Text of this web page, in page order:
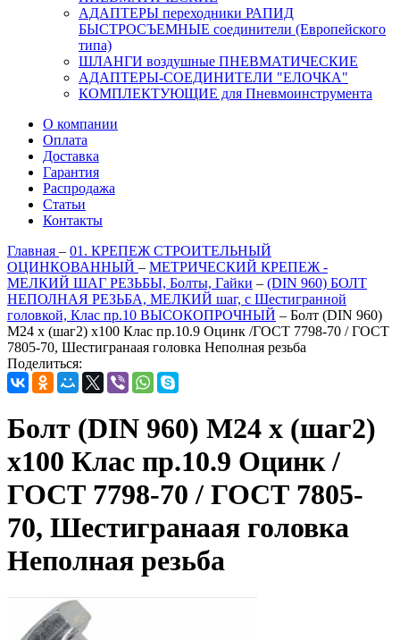
АДАПТЕРЫ переходники РАПИД
БЫСТРОСЪЕМНЫЕ соединители (Европейского
типа)
ШЛАНГИ воздушные ПНЕВМАТИЧЕСКИЕ
АДАПТЕРЫ-СОЕДИНИТЕЛИ "ЕЛОЧКА"
КОМПЛЕКТУЮЩИЕ для Пневмоинструмента
О компании
Оплата
Доставка
Гарантия
Распродажа
Статьи
Контакты
Главная – 01. КРЕПЕЖ СТРОИТЕЛЬНЫЙ
ОЦИНКОВАННЫЙ – МЕТРИЧЕСКИЙ КРЕПЕЖ -
МЕЛКИЙ ШАГ РЕЗЬБЫ, Болты, Гайки – (DIN 960) БОЛТ
НЕПОЛНАЯ РЕЗЬБА, МЕЛКИЙ шаг, с Шестигранной
головкой, Клас пр.10 ВЫСОКОПРОЧНЫЙ – Болт (DIN 960)
M24 x (шаг2) x100 Клас пр.10.9 Оцинк /ГОСТ 7798-70 / ГОСТ
7805-70, Шестигранаая головка Неполная резьба
Поделиться:
Болт (DIN 960) M24 x (шаг2)
x100 Клас пр.10.9 Оцинк /
ГОСТ 7798-70 / ГОСТ 7805-
70, Шестигранаая головка
Неполная резьба